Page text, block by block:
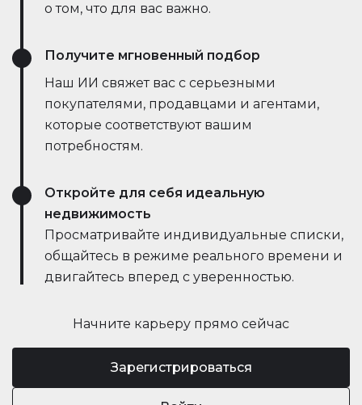
Начните карьеру прямо сейчас
Зарегистрироваться
о том, что для вас важно.
Получите мгновенный подбор
Наш ИИ свяжет вас с серьезными
покупателями, продавцами и агентами,
которые соответствуют вашим
потребностям.
Откройте для себя идеальную
недвижимость
Просматривайте индивидуальные списки,
общайтесь в режиме реального времени и
двигайтесь вперед с уверенностью.